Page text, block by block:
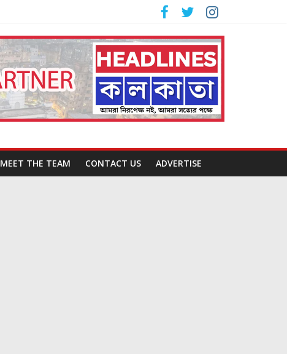
MEET THE TEAM CONTACT US ADVERTISE